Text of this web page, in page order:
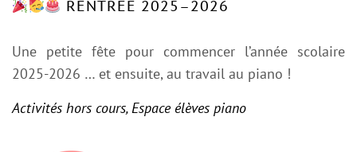
RENTRÉE 2025–2026
Une petite fête pour commencer l’année scolaire
2025-2026 … et ensuite, au travail au piano !
Activités hors cours,Espace élèves piano